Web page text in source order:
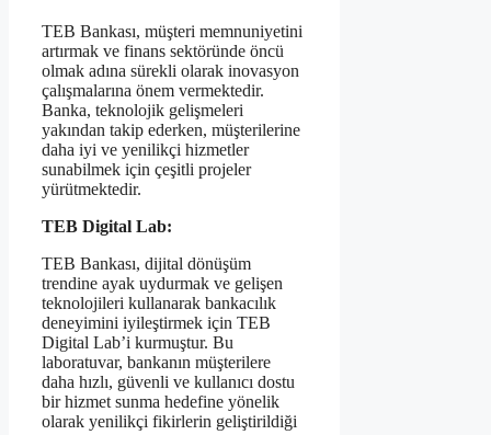
TEB Bankası, müşteri memnuniyetini
artırmak ve finans sektöründe öncü
olmak adına sürekli olarak inovasyon
çalışmalarına önem vermektedir.
Banka, teknolojik gelişmeleri
yakından takip ederken, müşterilerine
daha iyi ve yenilikçi hizmetler
sunabilmek için çeşitli projeler
yürütmektedir.
TEB Digital Lab:
TEB Bankası, dijital dönüşüm
trendine ayak uydurmak ve gelişen
teknolojileri kullanarak bankacılık
deneyimini iyileştirmek için TEB
Digital Lab’i kurmuştur. Bu
laboratuvar, bankanın müşterilere
daha hızlı, güvenli ve kullanıcı dostu
bir hizmet sunma hedefine yönelik
olarak yenilikçi fikirlerin geliştirildiği